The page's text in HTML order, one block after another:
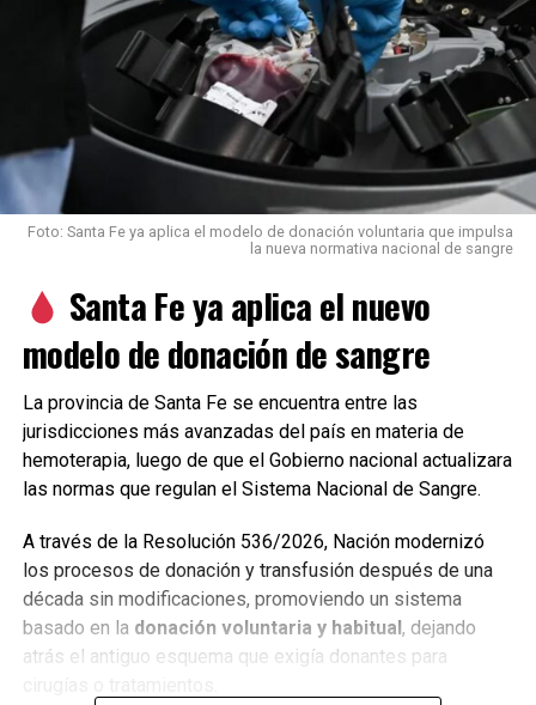
Foto: Santa Fe ya aplica el modelo de donación voluntaria que impulsa
la nueva normativa nacional de sangre
Santa Fe ya aplica el nuevo
modelo de donación de sangre
La provincia de Santa Fe se encuentra entre las
jurisdicciones más avanzadas del país en materia de
hemoterapia, luego de que el Gobierno nacional actualizara
las normas que regulan el Sistema Nacional de Sangre.
A través de la Resolución 536/2026, Nación modernizó
los procesos de donación y transfusión después de una
década sin modificaciones, promoviendo un sistema
basado en la donación voluntaria y habitual, dejando
atrás el antiguo esquema que exigía donantes para